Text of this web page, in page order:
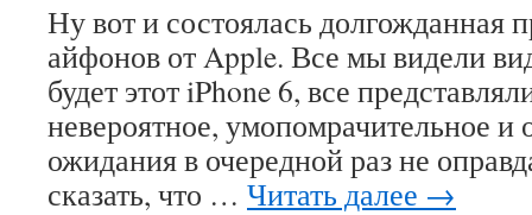
Ну вот и состоялась долгожданная
айфонов от Apple. Все мы видели
будет этот iPhone 6, все
невероятное, умопомрачительное и
ожидания в очередной раз не
сказать, что … Читать далее →